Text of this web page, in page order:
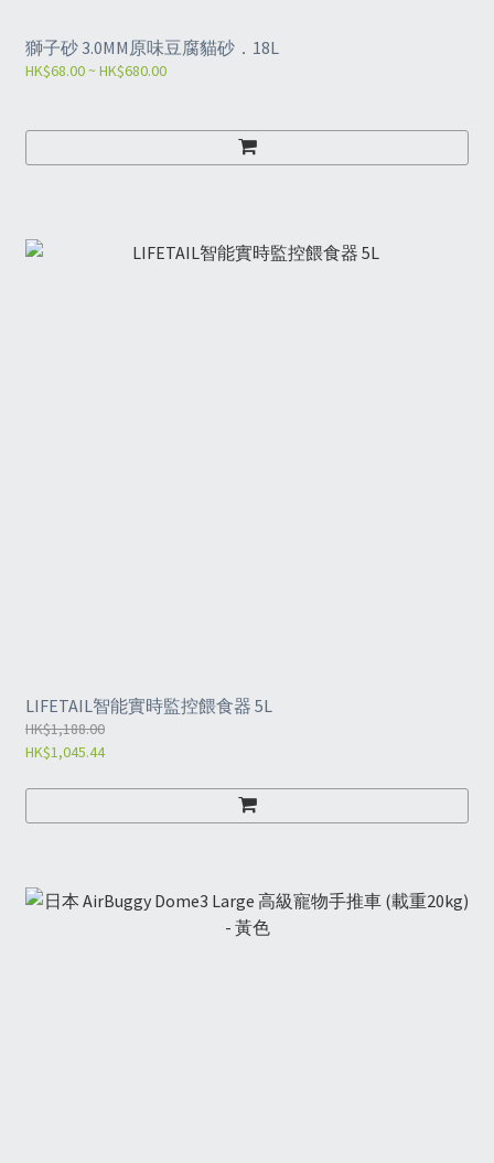
獅子砂 3.0MM原味豆腐貓砂．18L
HK$68.00 ~ HK$680.00
LIFETAIL智能實時監控餵食器 5L
HK$1,188.00
HK$1,045.44